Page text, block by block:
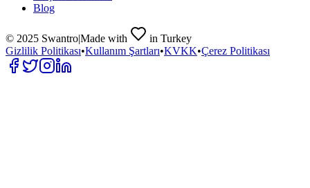
Blog
© 2025 Swantro|Made with
in Turkey
Gizlilik Politikası•Kullanım Şartları•KVKK•Çerez Politikası